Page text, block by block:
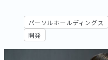
パーソルホールディングス
開発